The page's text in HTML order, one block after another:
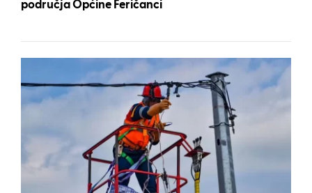
područja Općine Feričanci